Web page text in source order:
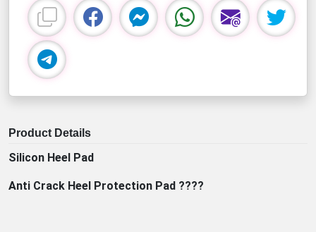
Product Details
Silicon Heel Pad
Anti Crack Heel Protection Pad ????